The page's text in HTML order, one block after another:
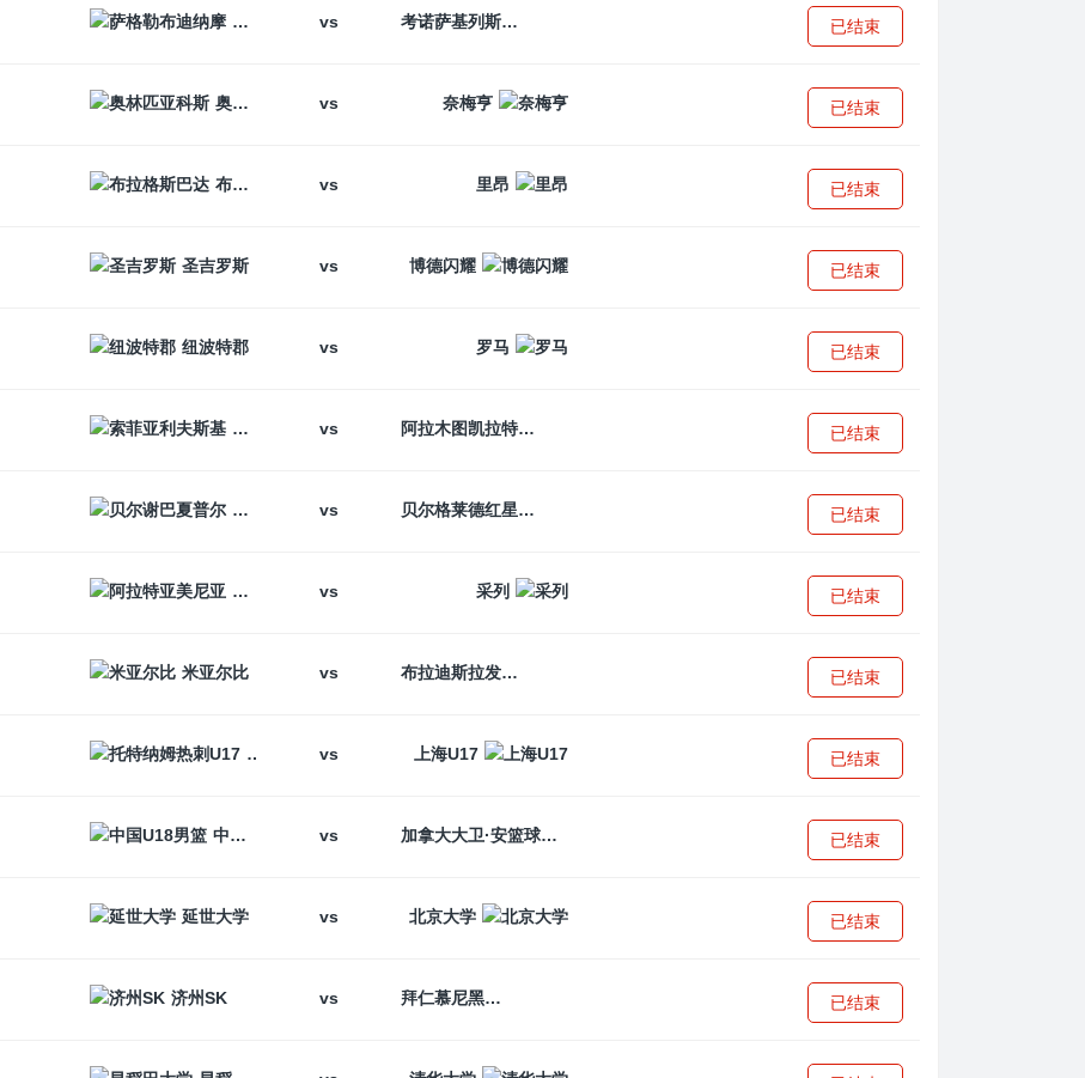
萨格勒布迪纳摩
vs 考诺萨基列斯 已结束
奥林匹亚科斯 vs 奈梅亨 已结束
布拉格斯巴达 vs 里昂 已结束
圣吉罗斯 vs 博德闪耀 已结束
纽波特郡 vs 罗马 已结束
索菲亚利夫斯基
vs 阿拉木图凯拉特 已结束
贝尔谢巴夏普尔
vs 贝尔格莱德红星 已结束
阿拉特亚美尼亚
vs 采列 已结束
米亚尔比 vs 布拉迪斯拉发 已结束
托特纳姆热刺U17
vs 上海U17 已结束
中国U18男篮 vs 加拿大大卫·安篮球学院 已结束
延世大学 vs 北京大学 已结束
济州SK vs 拜仁慕尼黑 已结束